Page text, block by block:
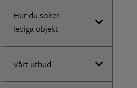
Hur du söker
lediga objekt
Vårt utbud